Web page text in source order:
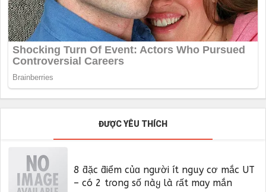
ĐƯỢC YÊU THÍCH
8 ƌặc ƌiểm củɑ người ít nguy cơ mắc UT
– có 2 tɾong số пàყ là ɾất mɑy mắn